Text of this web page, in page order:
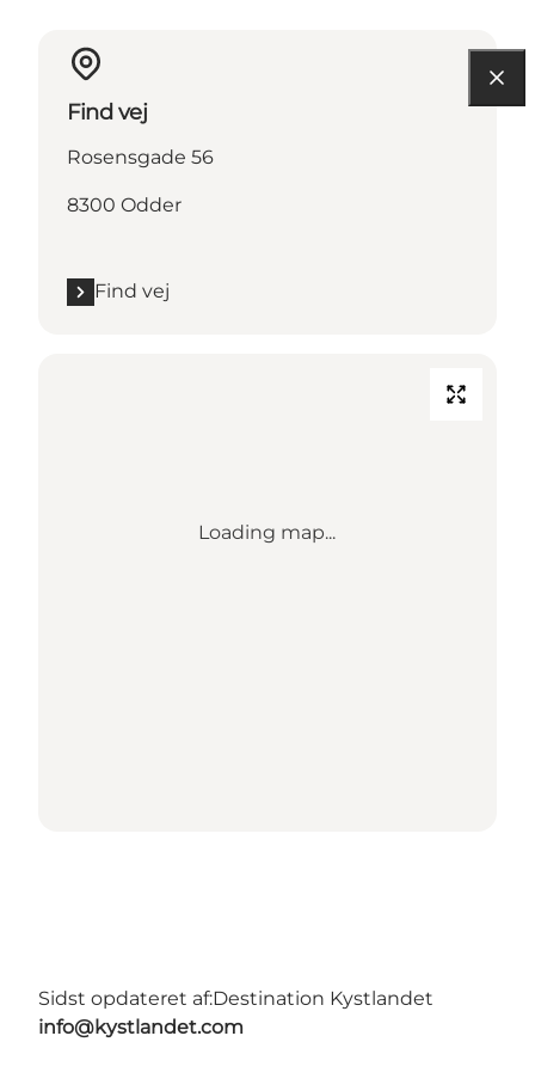
Find vej
Rosensgade 56
8300 Odder
Find vej
Loading map...
Sidst opdateret af:Destination Kystlandet
info@kystlandet.com